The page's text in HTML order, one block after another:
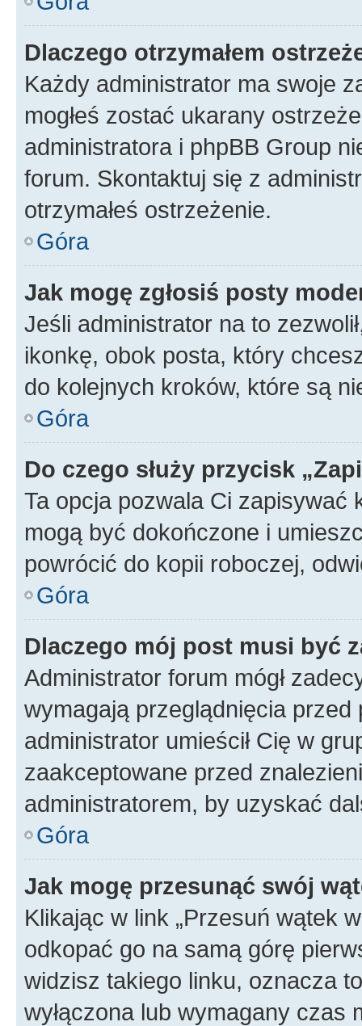
Dlaczego otrzymałem
Każdy administrator ma swoje
mogłeś zostać ukarany
administratora i phpBB Group
forum. Skontaktuj się z
otrzymałeś ostrzeżenie.
Góra
Jak mogę zgłosiś posty
Jeśli administrator na to
ikonkę, obok posta, który
do kolejnych kroków, które są
Góra
Do czego służy przycisk
Ta opcja pozwala Ci zapisywać
mogą być dokończone i
powrócić do kopii roboczej,
Góra
Dlaczego mój post musi być
Administrator forum mógł
wymagają przeglądnięcia
administrator umieścił Cię w
zaakceptowane przed
administratorem, by uzyskać
Góra
Jak mogę przesunąć swój
Klikając w link „Przesuń wątek
odkopać go na samą górę
widzisz takiego linku, oznacza
wyłączona lub wymagany czas